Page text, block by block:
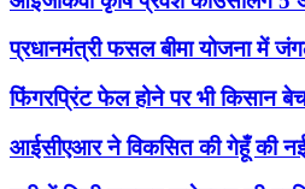
प्रधानमंत्री फसल बीमा योजना में
फिंगरप्रिंट फेल होने पर भी किसान
आईसीएआर ने विकसित की गेहूँ की